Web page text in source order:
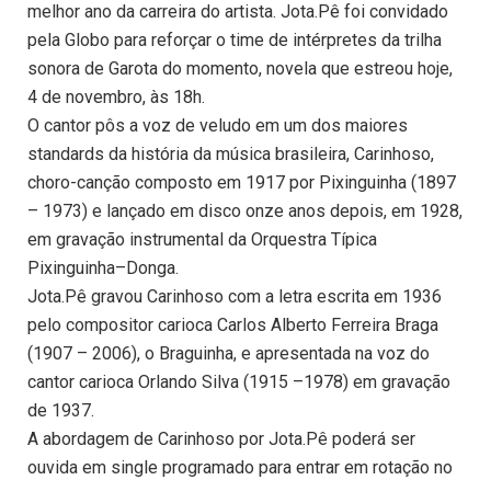
melhor ano da carreira do artista. Jota.Pê foi convidado
pela Globo para reforçar o time de intérpretes da trilha
sonora de Garota do momento, novela que estreou hoje,
4 de novembro, às 18h.
O cantor pôs a voz de veludo em um dos maiores
standards da história da música brasileira, Carinhoso,
choro-canção composto em 1917 por Pixinguinha (1897
– 1973) e lançado em disco onze anos depois, em 1928,
em gravação instrumental da Orquestra Típica
Pixinguinha–Donga.
Jota.Pê gravou Carinhoso com a letra escrita em 1936
pelo compositor carioca Carlos Alberto Ferreira Braga
(1907 – 2006), o Braguinha, e apresentada na voz do
cantor carioca Orlando Silva (1915 –1978) em gravação
de 1937.
A abordagem de Carinhoso por Jota.Pê poderá ser
ouvida em single programado para entrar em rotação no